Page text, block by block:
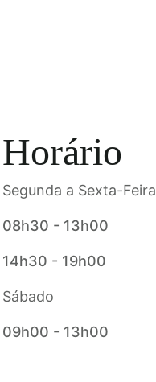
Horário
Segunda a Sexta-Feira
08h30 - 13h00
14h30 - 19h00
Sábado
09h00 - 13h00